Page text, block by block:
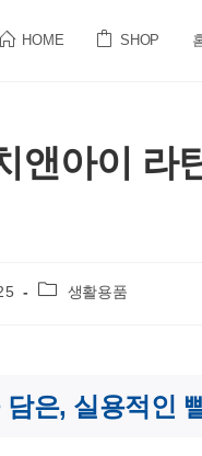
HOME SHOP
앤아이 라
Post 생활용품
은, 실용적인